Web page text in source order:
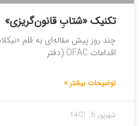
تکنیک «شتابِ قانون‌گریزی»
چند روز پیش مقاله‌ای به قلم
اقدامات OFAC (دفتر
توضیحات بیشتر »
شهریور 6, 1401